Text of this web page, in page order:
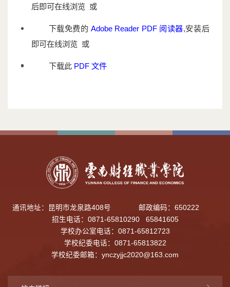
后即可在线浏览 或
下载免费的 Adobe Reader PDF 阅读器,安装后
即可在线浏览 或
下载此 PDF 文件
通讯地址：昆明市龙泉路408号
邮政编码：650222
招生电话：0871-65810290 65841605
学校办公室电话：0871-65812723
学校纪委电话：0871-65813822
学校纪委邮箱： ynczyjjc2020@163.com